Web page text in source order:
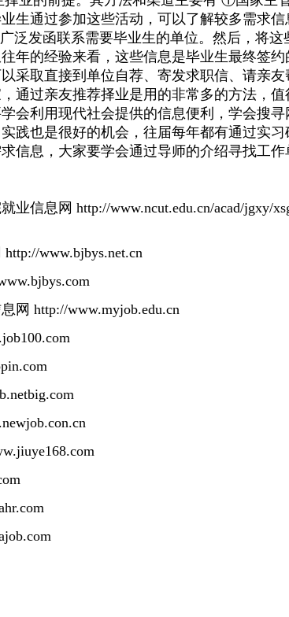
生通过参加这些活动，可以了解较多需求
泛发函联系需要毕业生的单位。然后，将
年的经验来看，这些信息是毕业生最终签
采取直接到单位自荐、寄发求职信、请亲
通过亲友推荐择业是用的非常多的方法，
会利用现代社会提供的信息便利，学会搜
践也是很好的机会，往届每年都有通过实
信息，大家要学会通过导师的介绍寻找工作
业信息网 http://www.ncut.edu.cn/acad/jgxy/
www.bjbys.net.cn
网 http://www.myjob.edu.cn